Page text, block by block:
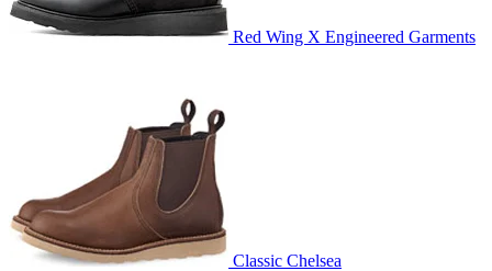
Red Wing X Engineered Garments
Classic Chelsea